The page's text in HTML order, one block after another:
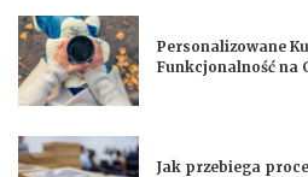
Personalizowane
Funkcjonalność na
Jak przebiega